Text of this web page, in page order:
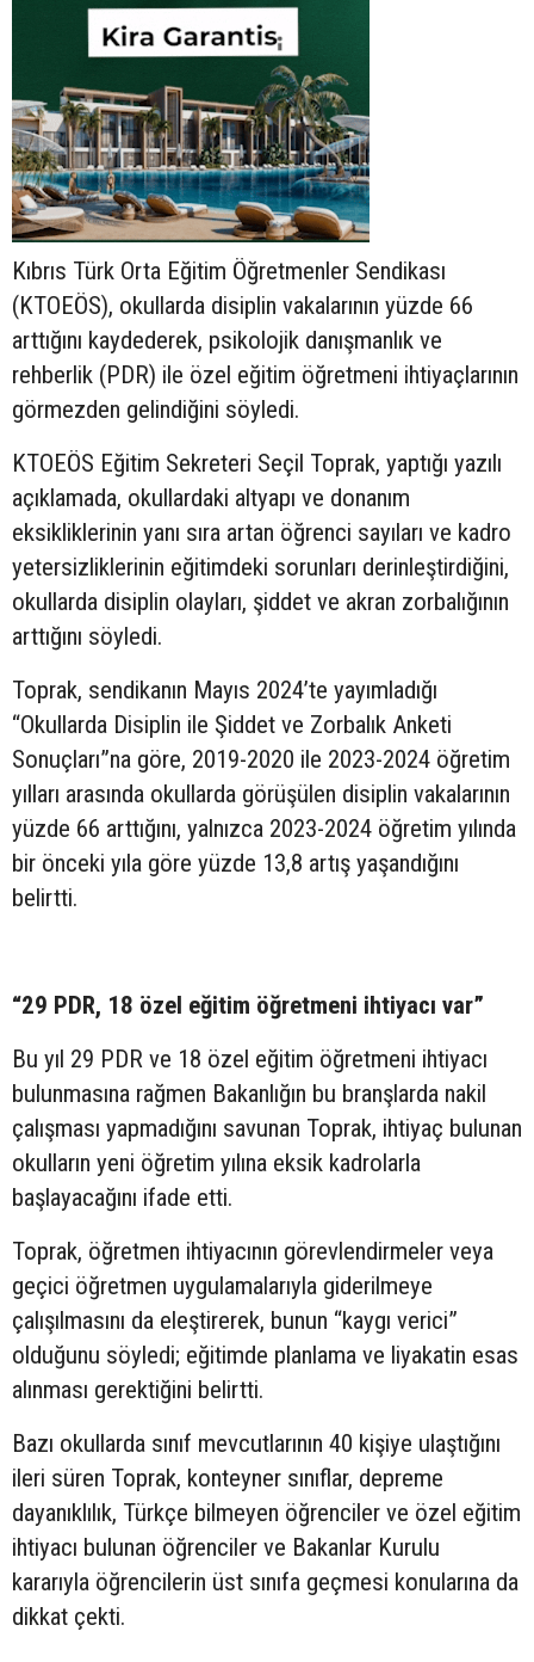
Kıbrıs Türk Orta Eğitim Öğretmenler Sendikası
(KTOEÖS), okullarda disiplin vakalarının yüzde 66
arttığını kaydederek, psikolojik danışmanlık ve
rehberlik (PDR) ile özel eğitim öğretmeni ihtiyaçlarının
görmezden gelindiğini söyledi.
KTOEÖS Eğitim Sekreteri Seçil Toprak, yaptığı yazılı
açıklamada, okullardaki altyapı ve donanım
eksikliklerinin yanı sıra artan öğrenci sayıları ve kadro
yetersizliklerinin eğitimdeki sorunları derinleştirdiğini,
okullarda disiplin olayları, şiddet ve akran zorbalığının
arttığını söyledi.
Toprak, sendikanın Mayıs 2024’te yayımladığı
“Okullarda Disiplin ile Şiddet ve Zorbalık Anketi
Sonuçları”na göre, 2019-2020 ile 2023-2024 öğretim
yılları arasında okullarda görüşülen disiplin vakalarının
yüzde 66 arttığını, yalnızca 2023-2024 öğretim yılında
bir önceki yıla göre yüzde 13,8 artış yaşandığını
belirtti.
“29 PDR, 18 özel eğitim öğretmeni ihtiyacı var”
Bu yıl 29 PDR ve 18 özel eğitim öğretmeni ihtiyacı
bulunmasına rağmen Bakanlığın bu branşlarda nakil
çalışması yapmadığını savunan Toprak, ihtiyaç bulunan
okulların yeni öğretim yılına eksik kadrolarla
başlayacağını ifade etti.
Toprak, öğretmen ihtiyacının görevlendirmeler veya
geçici öğretmen uygulamalarıyla giderilmeye
çalışılmasını da eleştirerek, bunun “kaygı verici”
olduğunu söyledi; eğitimde planlama ve liyakatin esas
alınması gerektiğini belirtti.
Bazı okullarda sınıf mevcutlarının 40 kişiye ulaştığını
ileri süren Toprak, konteyner sınıflar, depreme
dayanıklılık, Türkçe bilmeyen öğrenciler ve özel eğitim
ihtiyacı bulunan öğrenciler ve Bakanlar Kurulu
kararıyla öğrencilerin üst sınıfa geçmesi konularına da
dikkat çekti.